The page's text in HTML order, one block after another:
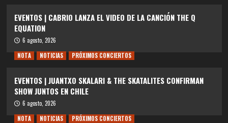
EVENTOS | CABRIO LANZA EL VIDEO DE LA CANCIÓN THE Q
EQUATION
6 agosto, 2026
NOTA
NOTICIAS PRÓXIMOS CONCIERTOS
EVENTOS | JUANTXO SKALARI & THE SKATALITES CONFIRMAN
SHOW JUNTOS EN CHILE
6 agosto, 2026
NOTA
NOTICIAS PRÓXIMOS CONCIERTOS